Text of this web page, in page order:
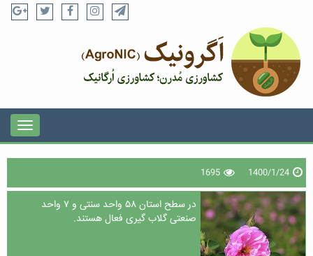
1400/1/24
1695
در سطح استان ۵۸ واحد سنتی و ۷ واحد
صنعتی گلاب گیری فعال هستند.